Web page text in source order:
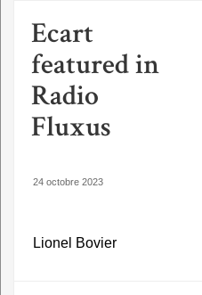
Ecart
featured in
Radio
Fluxus
24 octobre 2023
Lionel Bovier